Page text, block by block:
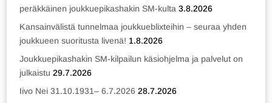
peräkkäinen joukkuepikashakin SM-kulta 3.8.2026
Kansainvälistä tunnelmaa joukkueblixteihin – seuraa yhden
joukkueen suoritusta livenä! 1.8.2026
Joukkuepikashakin SM-kilpailun käsiohjelma ja palvelut on
julkaistu 29.7.2026
Iivo Nei 31.10.1931– 6.7.2026 28.7.2026